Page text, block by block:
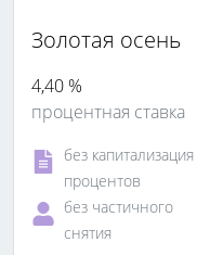
Золотая осень
4,40 %
процентная ставка
без капитализация
процентов
без частичного
снятия